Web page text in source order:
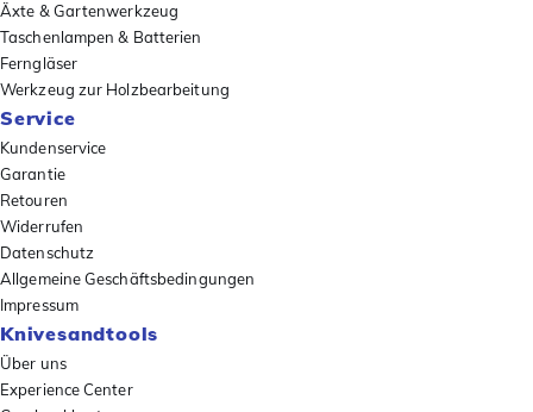
Äxte & Gartenwerkzeug
Taschenlampen & Batterien
Ferngläser
Werkzeug zur Holzbearbeitung
Service
Kundenservice
Garantie
Retouren
Widerrufen
Datenschutz
Allgemeine Geschäftsbedingungen
Impressum
Knivesandtools
Über uns
Experience Center